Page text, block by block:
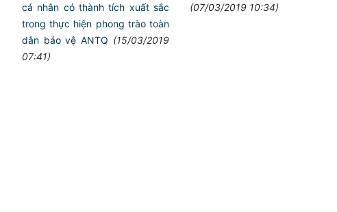
cá nhân có thành tích xuất sắc
trong thực hiện phong trào toàn
dân bảo vệ ANTQ (15/03/2019
07:41)
(07/03/2019 10:34)